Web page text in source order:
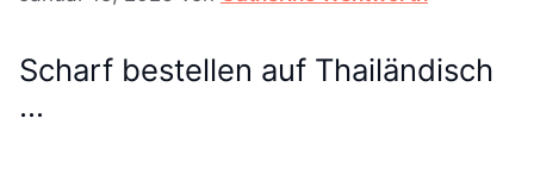
Scharf bestellen auf Thailändisch
…